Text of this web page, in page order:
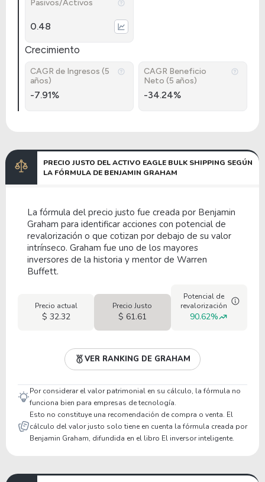
Pasivos/Activos
0.48
Crecimiento
CAGR de Ingresos (5
años)
-7.91%
CAGR Beneficio
Neto (5 años)
-34.24%
PRECIO JUSTO DEL ACTIVO EAGLE BULK SHIPPING SEGÚN
LA FÓRMULA DE BENJAMIN GRAHAM
La fórmula del precio justo fue creada por Benjamin
Graham para identificar acciones con potencial de
revalorización o que cotizan por debajo de su valor
intrínseco. Graham fue uno de los mayores
inversores de la historia y mentor de Warren
Buffett.
Precio actual
$ 32.32
Precio Justo
$ 61.61
Potencial de
revalorización
90.62%
VER RANKING DE GRAHAM
Por considerar el valor patrimonial en su cálculo, la fórmula no
funciona bien para empresas de tecnología.
Esto no constituye una recomendación de compra o venta. El
cálculo del valor justo solo tiene en cuenta la fórmula creada por
Benjamin Graham, difundida en el libro El inversor inteligente.